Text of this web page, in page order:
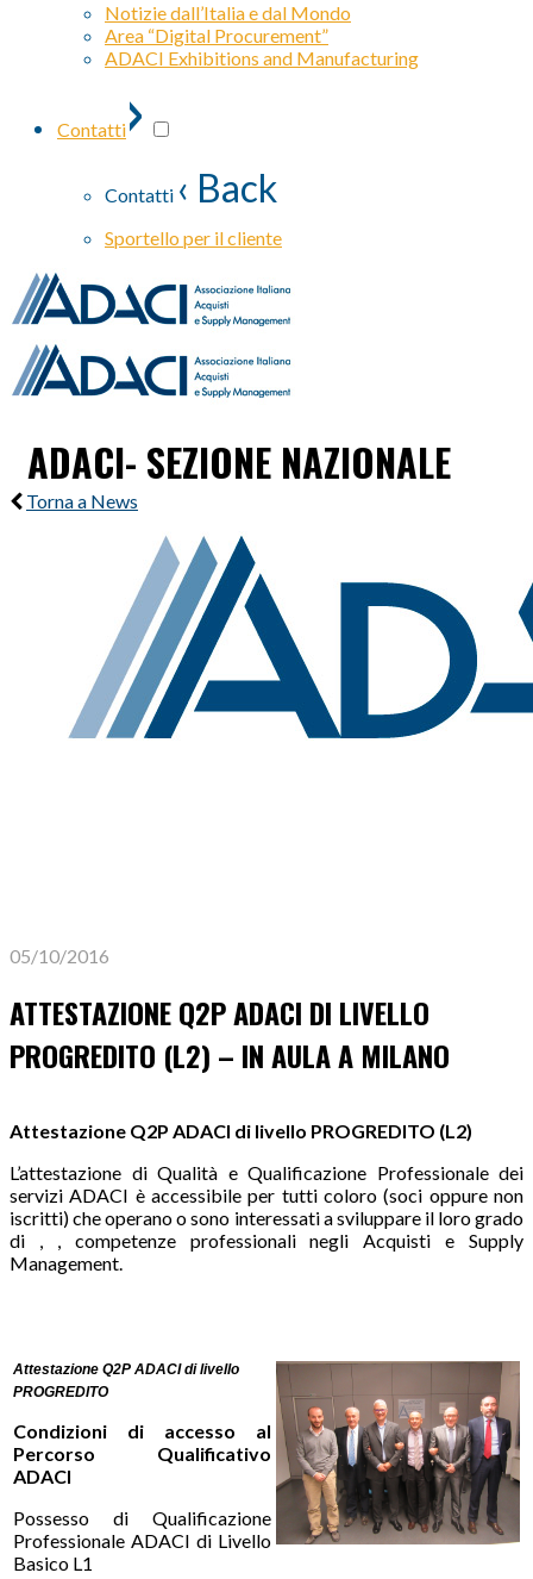
Notizie dall’Italia e dal Mondo
Area “Digital Procurement”
ADACI Exhibitions and Manufacturing
Contatti›
Contatti ‹ Back
Sportello per il cliente
ADACI- SEZIONE NAZIONALE
Torna a News
05/10/2016
ATTESTAZIONE Q2P ADACI DI LIVELLO
PROGREDITO (L2) – IN AULA A MILANO
Attestazione Q2P ADACI di livello PROGREDITO (L2)
L’attestazione di Qualità e Qualificazione Professionale dei
servizi ADACI è accessibile per tutti coloro (soci oppure non
iscritti) che operano o sono interessati a sviluppare il loro grado
di , , competenze professionali negli Acquisti e Supply
Management.
Attestazione Q2P ADACI di livello
PROGREDITO
Condizioni di accesso al
Percorso Qualificativo
ADACI
Possesso di Qualificazione
Professionale ADACI di Livello
Basico L1